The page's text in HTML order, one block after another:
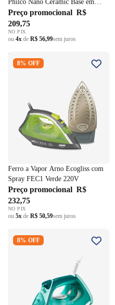
Philco Nano Ceramic Base em
Cerâmica Azul 220V
Preço promocional R$
209,75
NO PIX
ou 4x de R$ 56,99sem juros
Ferro a Vapor Arno Ecogliss
com Spray FEC1 Verde 220V
8% OFF
Ferro a Vapor Arno Ecogliss com
Spray FEC1 Verde 220V
Preço promocional R$
232,75
NO PIX
ou 5x de R$ 50,59sem juros
Ferro a Vapor Philips Walita
Série 3000 Plus Base de
8% OFF